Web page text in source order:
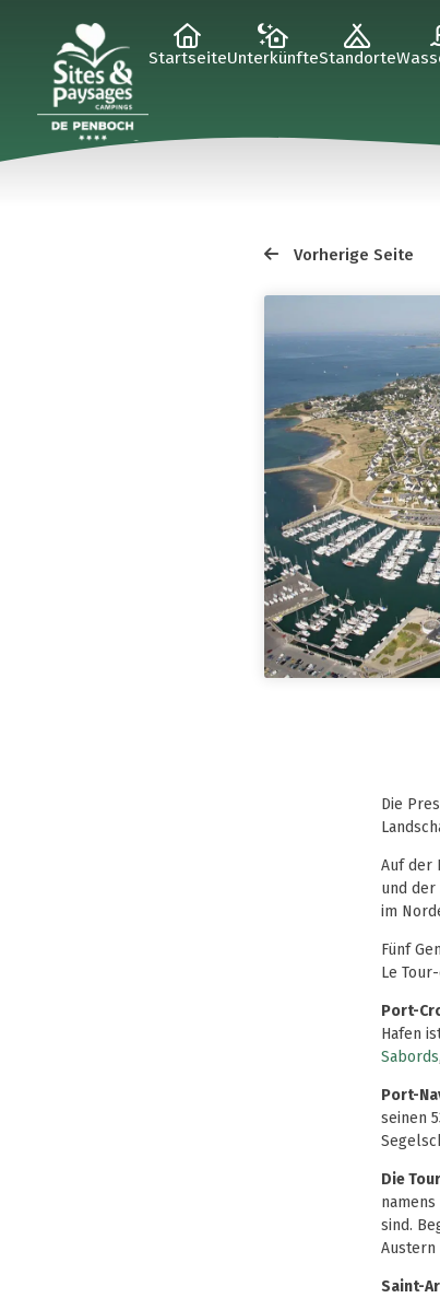
StartseiteUnterkünfteStandorte
Vorherige Seite
Die
Auf der
und
im
Fünf
Le
Port-
Hafen
Sabords
Port-
seinen
Die
sind.
Austern
Saint-